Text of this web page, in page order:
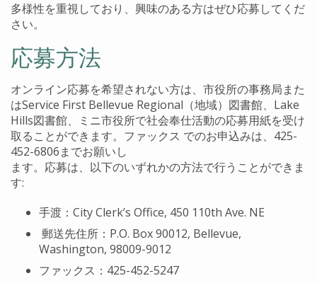
多様性を重視しており、興味のある方はぜひ応募してくだ
さい。
応募方法
オンライン応募を希望されない方は、市役所の事務局また
はService First Bellevue Regional（地域）図書館、Lake
Hills図書館、ミニ市役所で社会奉仕活動の応募用紙を受け
取ることができます。ファックス でのお申込みは、425-
452-6806までお願いし
ます。応募は、以下のいずれかの方法で行うことができま
す:
手渡：City Clerk’s Office, 450 110th Ave. NE
郵送先住所：P.O. Box 90012, Bellevue,
Washington, 98009-9012
ファックス：425-452-5247